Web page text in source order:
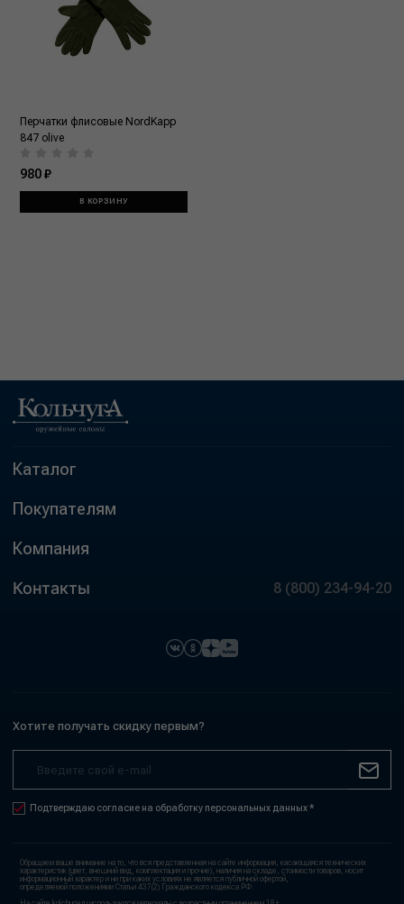
Перчатки флисовые NordKapp
847 olive
980 ₽
В КОРЗИНУ
Каталог
Покупателям
Компания
Контакты 8 (800) 234-94-20
Хотите получать скидку первым?
Подтверждаю согласие на обработку персональных данных *
Обращаем ваше внимание на то, что вся представленная на сайте информация, касающаяся технических
характеристик (цвет, внешний вид, комплектация и прочие), наличия на складе, стоимости товаров, носит
информационный характер и ни при каких условиях не является публичной офертой,
определяемой положениями Статьи 437(2) Гражданского кодекса РФ.